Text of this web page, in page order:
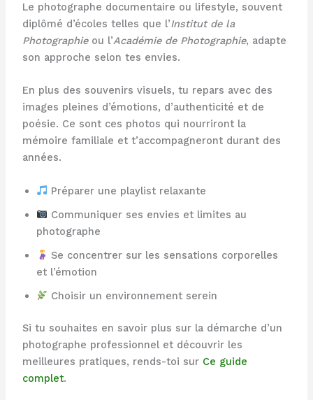
Le photographe documentaire ou lifestyle, souvent
diplômé d’écoles telles que l’Institut de la
Photographieou l’Académie de Photographie, adapte
son approche selon tes envies.
En plus des souvenirs visuels, tu repars avec des
images pleines d’émotions, d’authenticité et de
poésie. Ce sont ces photos qui nourriront la
mémoire familiale et t’accompagneront durant des
années.
Préparer une playlist relaxante
Communiquer ses envies et limites au
photographe
Se concentrer sur les sensations corporelles
et l’émotion
Choisir un environnement serein
Si tu souhaites en savoir plus sur la démarche d’un
photographe professionnel et découvrir les
meilleures pratiques, rends-toi sur Ce guide
complet.